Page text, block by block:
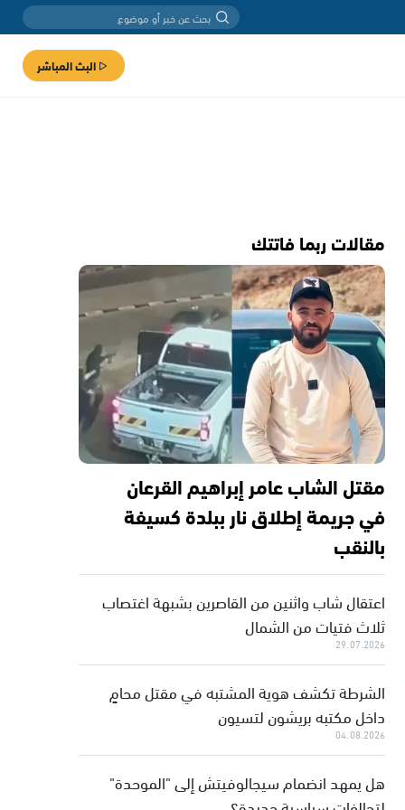
البث المباشر
مقالات ربما فاتتك
مقتل الشاب عامر إبراهيم القرعان
في جريمة إطلاق نار ببلدة كسيفة
بالنقب
اعتقال شاب واثنين من القاصرين بشبهة اغتصاب
ثلاث فتيات من الشمال
29.07.2026
الشرطة تكشف هوية المشتبه في مقتل محامٍ
داخل مكتبه بريشون لتسيون
04.08.2026
هل يمهد انضمام سيجالوفيتش إلى "الموحدة"